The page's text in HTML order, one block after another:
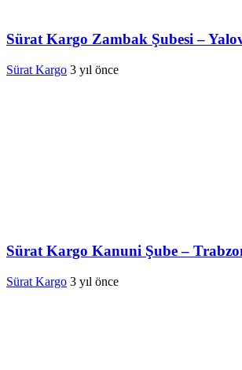
Sürat Kargo Zambak Şubesi –
Sürat Kargo 3 yıl önce
Sürat Kargo Kanuni Şube –
Sürat Kargo 3 yıl önce